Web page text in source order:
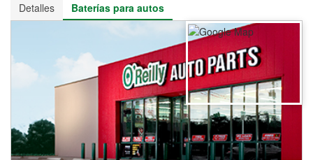
Detalles
Baterías para autos